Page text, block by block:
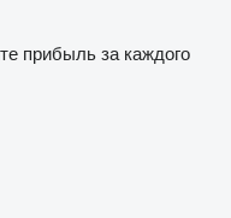
прибыль за каждого